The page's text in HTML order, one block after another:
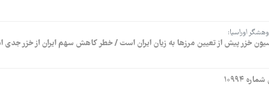
اوراسیا:
خزر پیش از تعیین مرزها به زیان ایران است / خطر کاهش سهم ایران از خزر
۱۰۹۹۴